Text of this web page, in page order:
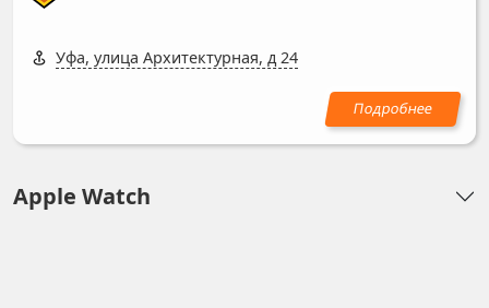
Уфа, улица Архитектурная, д 24
Apple Watch